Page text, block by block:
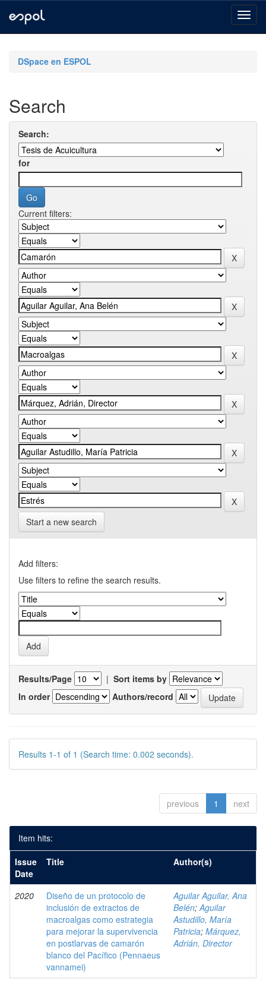
navigationDSpace en ESPOL
Search
Search:
for
Current filters:
Start a new search
Add filters:
Use filters to refine the search results.
Results/Page | Sort items by
In order
Authors/record
Results 1-1 of 1 (Search time: 0.002 seconds).
previous 1 next
Item hits:
Issue
Date
Title Author(s)
2020
Diseño de un protocolo de
inclusión de extractos de
macroalgas como estrategia
para mejorar la supervivencia
en postlarvas de camarón
blanco del Pacífico (Pennaeus
vannamei)
Aguilar Aguilar, Ana
Belén;Aguilar
Astudillo, María
Patricia; Márquez,
Adrián, Director